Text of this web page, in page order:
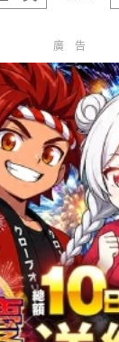
廣告